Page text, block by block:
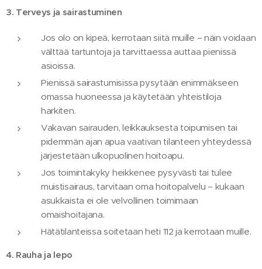
3. Terveys ja sairastuminen
Jos olo on kipeä, kerrotaan siitä muille – näin voidaan
välttää tartuntoja ja tarvittaessa auttaa pienissä
asioissa.
Pienissä sairastumisissa pysytään enimmäkseen
omassa huoneessa ja käytetään yhteistiloja
harkiten.
Vakavan sairauden, leikkauksesta toipumisen tai
pidemmän ajan apua vaativan tilanteen yhteydessä
järjestetään ulkopuolinen hoitoapu.
Jos toimintakyky heikkenee pysyvästi tai tulee
muistisairaus, tarvitaan oma hoitopalvelu – kukaan
asukkaista ei ole velvollinen toimimaan
omaishoitajana.
Hätätilanteissa soitetaan heti 112 ja kerrotaan muille.
4. Rauha ja lepo